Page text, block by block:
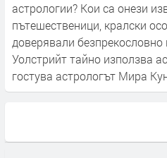
астрологии? Кои са онези
пътешественици, кралски
доверявали
Уолстрийт тайно използва
гостува астрологът Мира